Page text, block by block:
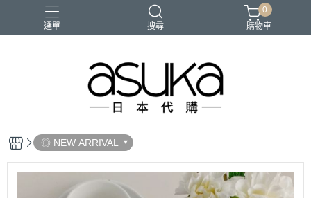
選單 搜尋
0
購物車
◎ NEW ARRIVAL